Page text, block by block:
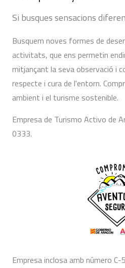
Si busques sensacions
Busquem noves formes de
activitats, que ens permetin
mitjançant la seva observació i
respecte i cura de l'entorn.
ambient i el turisme sostenible.
Empresa de Turismo Activo de
0333.
Empresa inclosa amb número